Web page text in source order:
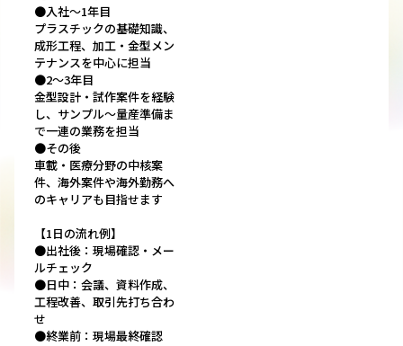
●入社～1年目
プラスチックの基礎知識、
成形工程、加工・金型メン
テナンスを中心に担当
●2～3年目
金型設計・試作案件を経験
し、サンプル～量産準備ま
で一連の業務を担当
●その後
車載・医療分野の中核案
件、海外案件や海外勤務へ
のキャリアも目指せます
【1日の流れ例】
●出社後：現場確認・メー
ルチェック
●日中：会議、資料作成、
工程改善、取引先打ち合わ
せ
●終業前：現場最終確認